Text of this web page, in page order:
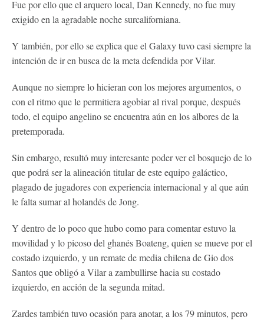
Fue por ello que el arquero local, Dan Kennedy, no fue muy
exigido en la agradable noche surcaliforniana.
Y también, por ello se explica que el Galaxy tuvo casi siempre la
intención de ir en busca de la meta defendida por Vilar.
Aunque no siempre lo hicieran con los mejores argumentos, o
con el ritmo que le permitiera agobiar al rival porque, después
todo, el equipo angelino se encuentra aún en los albores de la
pretemporada.
Sin embargo, resultó muy interesante poder ver el bosquejo de lo
que podrá ser la alineación titular de este equipo galáctico,
plagado de jugadores con experiencia internacional y al que aún
le falta sumar al holandés de Jong.
Y dentro de lo poco que hubo como para comentar estuvo la
movilidad y lo picoso del ghanés Boateng, quien se mueve por el
costado izquierdo, y un remate de media chilena de Gio dos
Santos que obligó a Vilar a zambullirse hacia su costado
izquierdo, en acción de la segunda mitad.
Zardes también tuvo ocasión para anotar, a los 79 minutos, pero